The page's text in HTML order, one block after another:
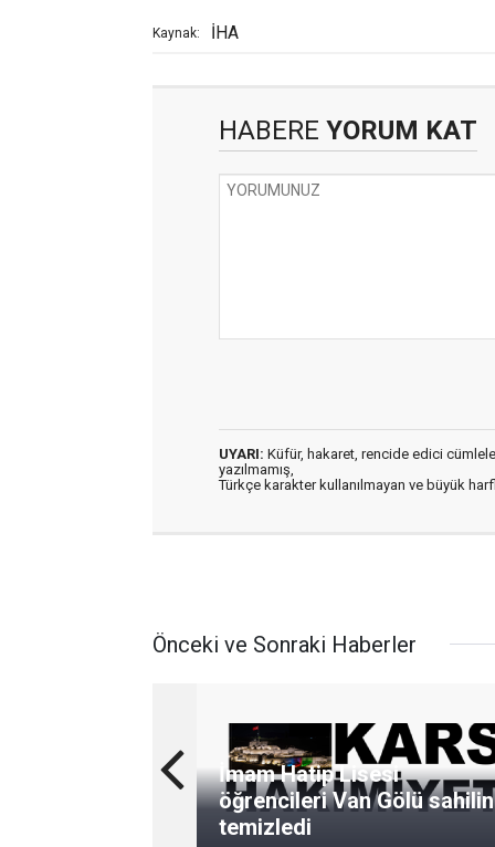
Kaynak: İHA
HABERE YORUM KAT
UYARI: Küfür, hakaret, rencide edici
yazılmamış,
Türkçe karakter kullanılmayan ve büyük
Önceki ve Sonraki Haberler
İmam Hatip Lisesi
öğrencileri Van Gölü
temizledi